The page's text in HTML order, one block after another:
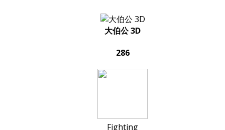
大伯公 3D
286
Fighting